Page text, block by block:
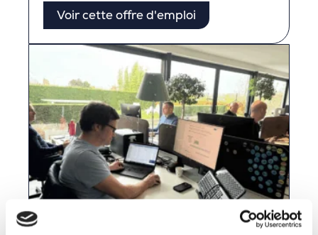
Voir cette offre d'emploi